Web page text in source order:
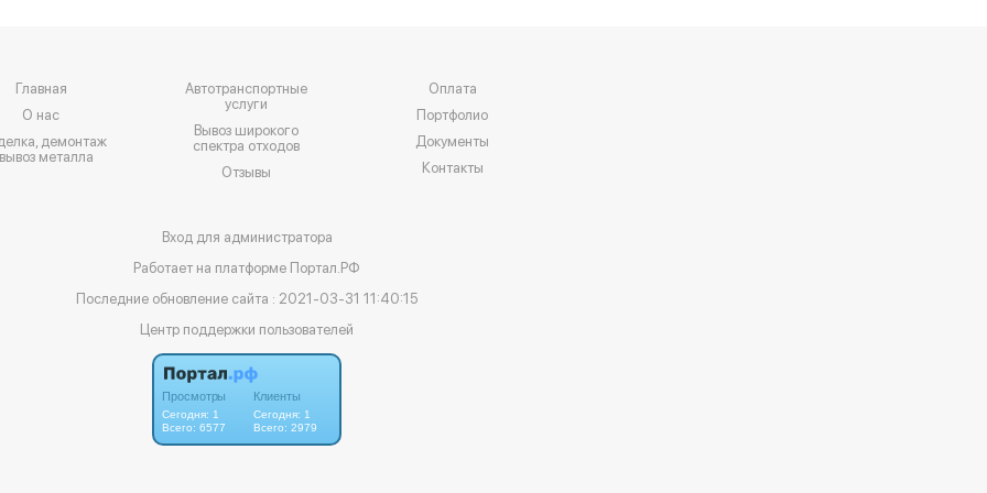
Главная
О нас
демонтаж
металла
Автотранспортные
услуги
Вывоз широкого
спектра отходов
Отзывы
Оплата
Портфолио
Документы
Контакты
Вход для администратора
Работает на платформе Портал.РФ
Последние обновление сайта : 2021-03-31 11:40:15
Центр поддержки пользователей